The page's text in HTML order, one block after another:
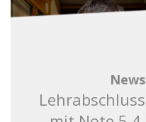
News
Lehrabschluss